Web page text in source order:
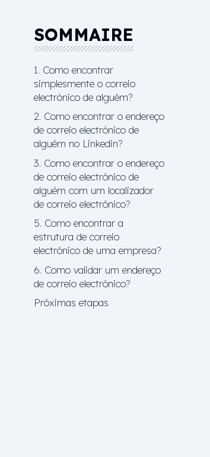
SOMMAIRE
1. Como encontrar
simplesmente o correio
electrónico de alguém?
2. Como encontrar o endereço
de correio electrónico de
alguém no Linkedin?
3. Como encontrar o endereço
de correio electrónico de
alguém com um localizador
de correio electrónico?
5. Como encontrar a
estrutura de correio
electrónico de uma empresa?
6. Como validar um endereço
de correio electrónico?
Próximas etapas